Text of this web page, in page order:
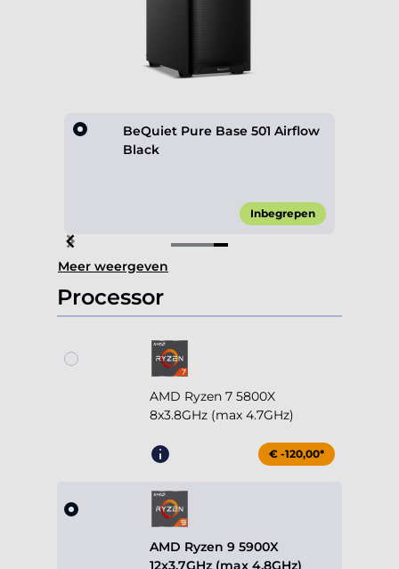
BeQuiet Pure Base 501 Airflow
Black
Inbegrepen
Item
4
of
4
Meer weergeven
Processor
AMD Ryzen 7 5800X
8x3.8GHz (max 4.7GHz)
€ -120,00*
AMD Ryzen 9 5900X